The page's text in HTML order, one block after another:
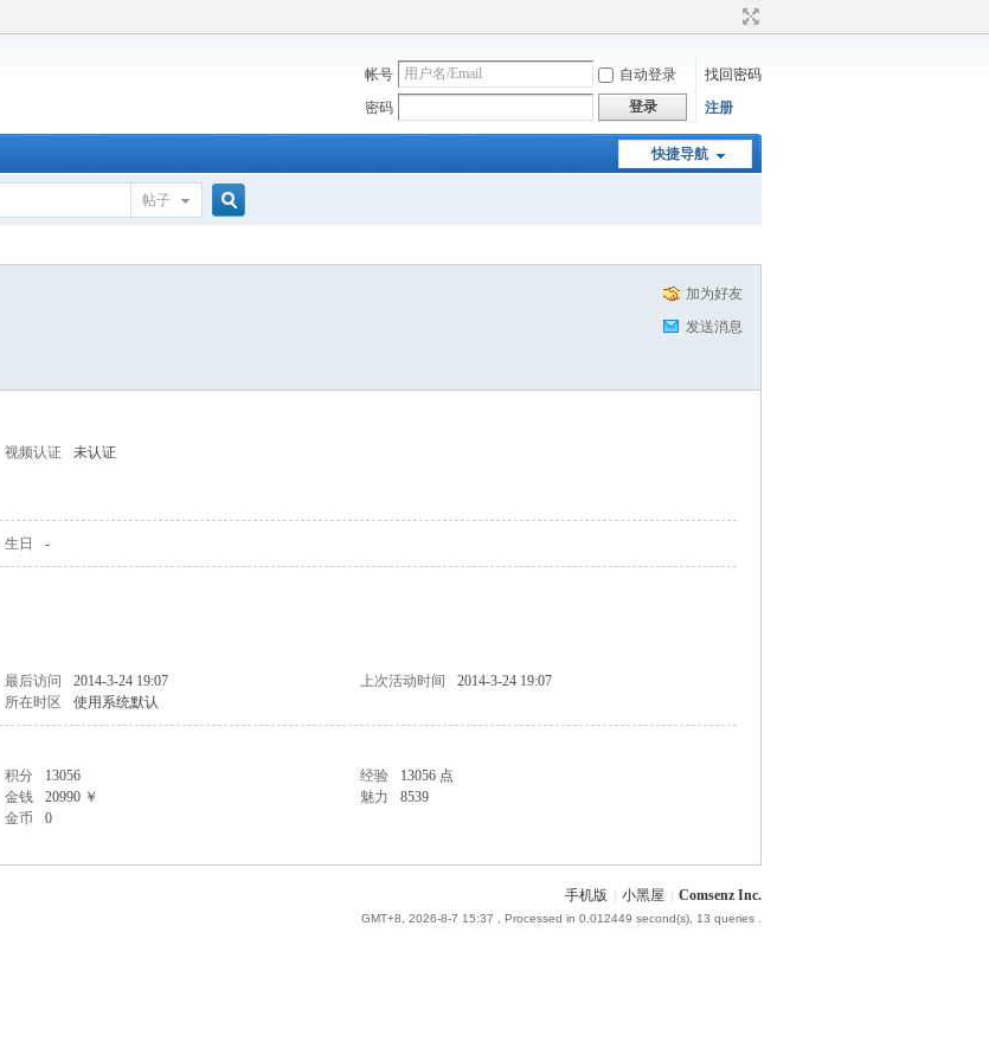
帐号 自动登录
找回密码
密码
登录 注册
快捷导航
帖子
加为好友
发送消息
视频认证 未认证
生日 -
最后访问 2014-3-24 19:07 上次活动时间
2014-3-24 19:07
所在时区 使用系统默认
积分 13056 经验
13056 点
金钱 20990 ￥ 魅力
8539
金币 0
手机版 小黑屋 Comsenz Inc.
GMT+8, 2026-8-7 15:37 , Processed in 0.012449 second(s), 13 queries .